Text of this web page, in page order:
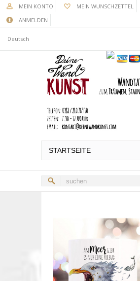
MEIN KONTO MEIN WUNSCHZETTEL
ANMELDEN
Deutsch